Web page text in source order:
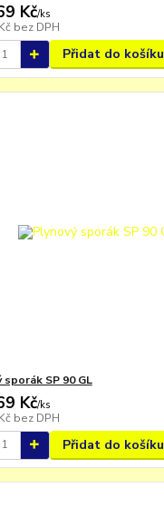
Kč/ks
bez DPH
Přidat do košíku
sporák SP 90 GL
Kč/ks
bez DPH
Přidat do košíku